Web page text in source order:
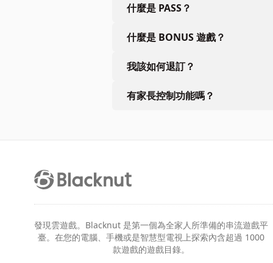
什麼是 PASS？
什麼是 BONUS 遊戲？
我該如何退訂？
有家長控制功能嗎？
發現雲遊戲。Blacknut 是第一個為全家人所準備的串流遊戲平
臺。在您的電腦、手機或是智慧型電視上探索內含超過 1000
款遊戲的遊戲目錄。